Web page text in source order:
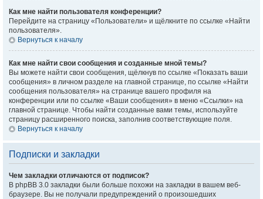
Как мне найти пользователя конференции?
Перейдите на страницу «Пользователи» и щёлкните по ссылке «Найти
пользователя».
Вернуться к началу
Как мне найти свои сообщения и созданные мной темы?
Вы можете найти свои сообщения, щёлкнув по ссылке «Показать ваши
сообщения» в личном разделе на главной странице, по ссылке «Найти
сообщения пользователя» на странице вашего профиля на
конференции или по ссылке «Ваши сообщения» в меню «Ссылки» на
главной странице. Чтобы найти созданные вами темы, используйте
страницу расширенного поиска, заполнив соответствующие поля.
Вернуться к началу
Подписки и закладки
Чем закладки отличаются от подписок?
В phpBB 3.0 закладки были больше похожи на закладки в вашем веб-
браузере. Вы не получали предупреждений о произошедших